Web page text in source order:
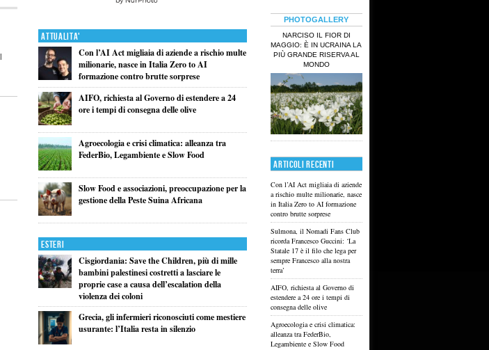
Attualita'
Con l’AI Act migliaia di aziende a rischio multe
milionarie, nasce in Italia Zero to AI
formazione contro brutte sorprese
AIFO, richiesta al Governo di estendere a 24
ore i tempi di consegna delle olive
Agroecologia e crisi climatica: alleanza tra
FederBio, Legambiente e Slow Food
Slow Food e associazioni, preoccupazione per la
gestione della Peste Suina Africana
Esteri
Cisgiordania: Save the Children, più di mille
bambini palestinesi costretti a lasciare le
proprie case a causa dell’escalation della
violenza dei coloni
Grecia, gli infermieri riconosciuti come mestiere
usurante: l’Italia resta in silenzio
PHOTOGALLERY
NARCISO IL FIOR DI
MAGGIO: È IN UCRAINA LA
PIÙ GRANDE RISERVA AL
MONDO
ARTICOLI RECENTI
Con l’AI Act migliaia di aziende
a rischio multe milionarie, nasce
in Italia Zero to AI formazione
contro brutte sorprese
Sulmona, il Nomadi Fans Club
ricorda Francesco Guccini: ‘La
Statale 17 è il filo che lega per
sempre Francesco alla nostra
terra’
AIFO, richiesta al Governo di
estendere a 24 ore i tempi di
consegna delle olive
Agroecologia e crisi climatica:
alleanza tra FederBio,
Legambiente e Slow Food